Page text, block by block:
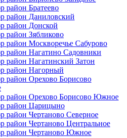
район Братеево
район Даниловский
район Донской
район Зябликово
район Москворечье Сабурово
район Нагатино Cадовники
район Нагатинский Затон
район Нагорный
район Орехово Борисово
район Орехово Борисово Южное
район Царицыно
район Чертаново Северное
район Чертаново Центральное
район Чертаново Южное